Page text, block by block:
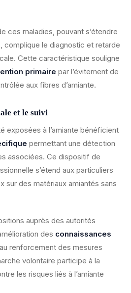
ces maladies, pouvant s’étendre
complique le diagnostic et retarde
Cette caractéristique souligne
primaire par l’évitement de
aux fibres d’amiante.
et le suivi
exposées à l’amiante bénéficient
permettant une détection
associées. Ce dispositif de
s’étend aux particuliers
sur des matériaux amiantés sans
auprès des autorités
des connaissances
renforcement des mesures
volontaire participe à la
les risques liés à l’amiante